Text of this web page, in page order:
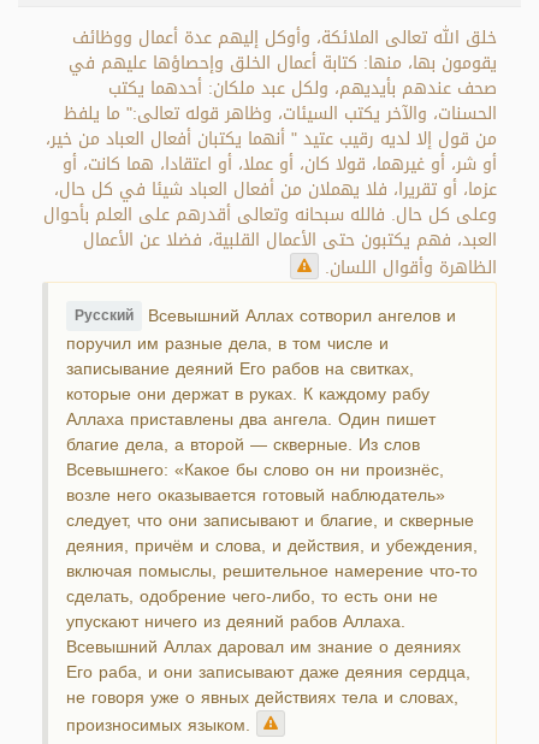
خلق الله تعالى الملائكة، وأوكل إليهم عدة أعمال ووظائف
يقومون بها، منها: كتابة أعمال الخلق وإحصاؤها عليهم في
صحف عندهم بأيديهم، ولكل عبد ملكان: أحدهما يكتب
الحسنات، والآخر يكتب السيئات، وظاهر قوله تعالى:" ما يلفظ
من قول إلا لديه رقيب عتيد " أنهما يكتبان أفعال العباد من خير،
أو شر، أو غيرهما، قولا كان، أو عملا، أو اعتقادا، هما كانت، أو
عزما، أو تقريرا، فلا يهملان من أفعال العباد شيئا في كل حال،
وعلى كل حال. فالله سبحانه وتعالى أقدرهم على العلم بأحوال
العبد، فهم يكتبون حتى الأعمال القلبية، فضلا عن الأعمال
الظاهرة وأقوال اللسان.
Русский Всевышний Аллах сотворил ангелов и
поручил им разные дела, в том числе и
записывание деяний Его рабов на свитках,
которые они держат в руках. К каждому рабу
Аллаха приставлены два ангела. Один пишет
благие дела, а второй — скверные. Из слов
Всевышнего: «Какое бы слово он ни произнёс,
возле него оказывается готовый наблюдатель»
следует, что они записывают и благие, и скверные
деяния, причём и слова, и действия, и убеждения,
включая помыслы, решительное намерение что-то
сделать, одобрение чего-либо, то есть они не
упускают ничего из деяний рабов Аллаха.
Всевышний Аллах даровал им знание о деяниях
Его раба, и они записывают даже деяния сердца,
не говоря уже о явных действиях тела и словах,
произносимых языком.